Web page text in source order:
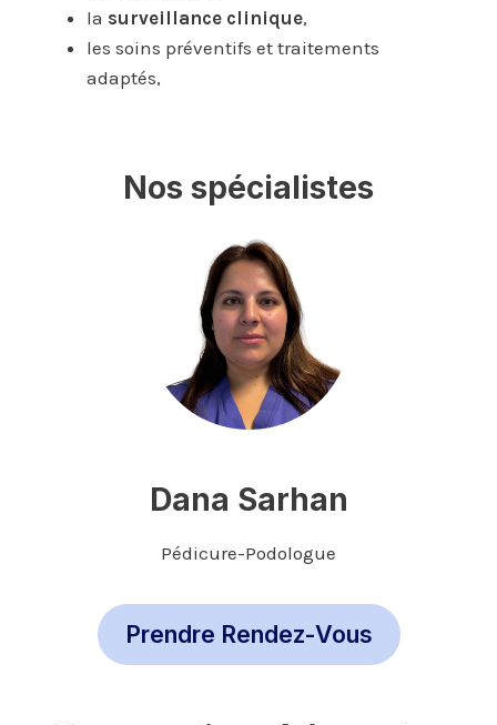
la surveillance clinique,
les soins préventifs et traitements
adaptés,
Nos spécialistes
Dana Sarhan
Pédicure-Podologue
Prendre Rendez-Vous